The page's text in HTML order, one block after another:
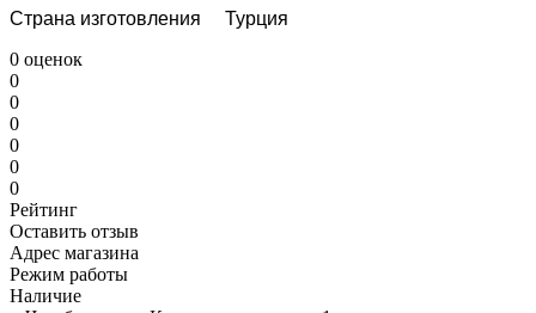
Страна изготовления Турция
0 оценок
0
0
0
0
0
0
Рейтинг
Оставить отзыв
Адрес магазина
Режим работы
Наличие